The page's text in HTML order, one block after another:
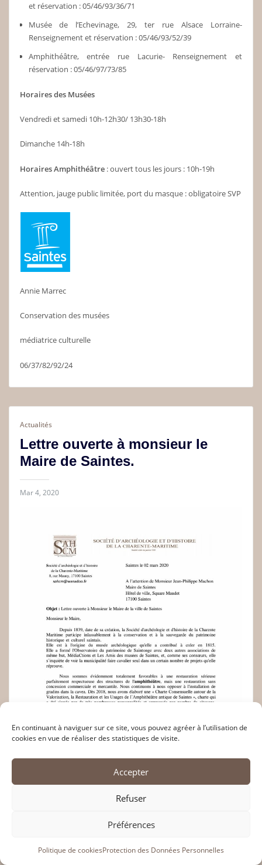
En continuant à naviguer sur ce site, vous pouvez agréer à l’utilisation de
cookies en vue de réaliser des statistiques de visite.
Accepter
Refuser
Préférences
Politique de cookiesProtection des Données Personnelles
et réservation : 05/46/93/36/71
Musée de l’Echevinage, 29, ter rue Alsace Lorraine-
Renseignement et réservation : 05/46/93/52/39
Amphithéâtre, entrée rue Lacurie- Renseignement et
réservation : 05/46/97/73/85
Horaires des Musées
Vendredi et samedi 10h-12h30/ 13h30-18h
Dimanche 14h-18h
Horaires Amphithéâtre: ouvert tous les jours : 10h-19h
Attention, jauge public limitée, port du masque : obligatoire SVP
Annie Marrec
Conservation des musées
médiatrice culturelle
06/37/82/92/24
Actualités
Lettre ouverte à monsieur le
Maire de Saintes.
Mar 4, 2020